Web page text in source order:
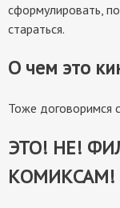
сформулировать,
стараться.
О чем это
Тоже договоримся
ЭТО! НЕ!
КОМИКСАМ!